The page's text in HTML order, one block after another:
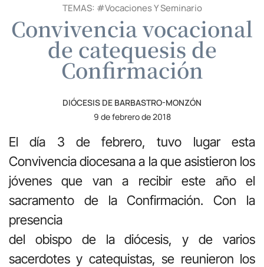
TEMAS: #Vocaciones Y Seminario
Convivencia vocacional
de catequesis de
Confirmación
DIÓCESIS DE BARBASTRO-MONZÓN
9 de febrero de 2018
El día 3 de febrero, tuvo lugar esta
Convivencia diocesana a la que asistieron los
jóvenes que van a recibir este año el
sacramento de la Confirmación. Con la
presencia
del obispo de la diócesis, y de varios
sacerdotes y catequistas, se reunieron los